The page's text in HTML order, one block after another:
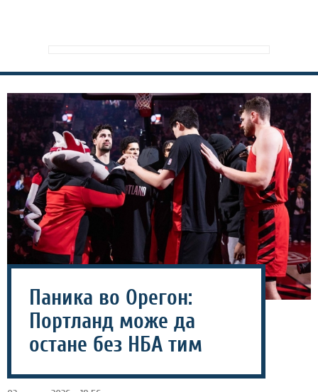
Паника во Орегон:
Портланд може да
остане без НБА тим